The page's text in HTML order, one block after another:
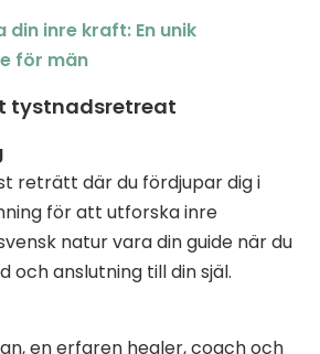
din inre kraft: En unik
för män
tystnadsretreat
reträtt där du fördjupar dig i
för att utforska inre
natur vara din guide när du
anslutning till din själ.
en erfaren healer, coach och